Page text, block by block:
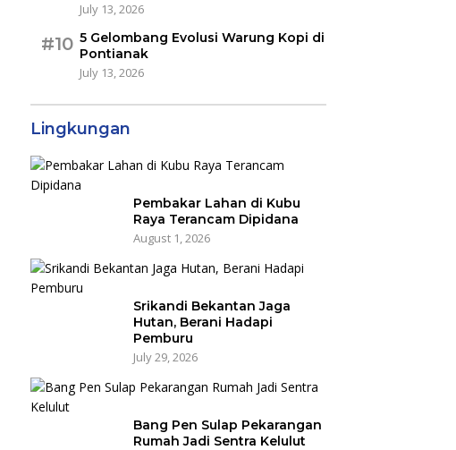
July 13, 2026
#10 5 Gelombang Evolusi Warung Kopi di
Pontianak
July 13, 2026
Lingkungan
Pembakar Lahan di Kubu
Raya Terancam Dipidana
August 1, 2026
Srikandi Bekantan Jaga
Hutan, Berani Hadapi
Pemburu
July 29, 2026
Bang Pen Sulap Pekarangan
Rumah Jadi Sentra Kelulut